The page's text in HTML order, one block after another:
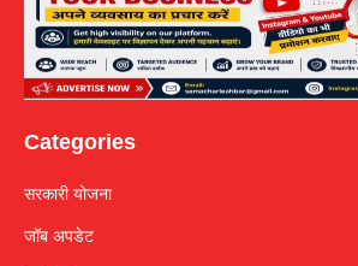
Categories
सरकारी योजना
जॉब अपडेट